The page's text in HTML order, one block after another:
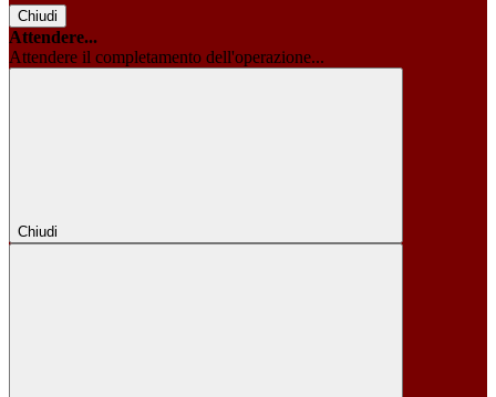
Chiudi
Attendere...
Attendere il completamento dell'operazione...
Chiudi